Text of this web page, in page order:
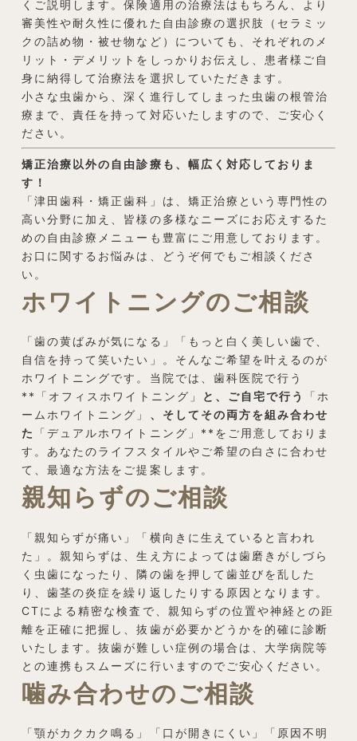
くご説明します。保険適用の治療法はもちろん、より
審美性や耐久性に優れた自由診療の選択肢（セラミッ
クの詰め物・被せ物など）についても、それぞれのメ
リット・デメリットをしっかりお伝えし、患者様ご自
身に納得して治療法を選択していただきます。
小さな虫歯から、深く進行してしまった虫歯の根管治
療まで、責任を持って対応いたしますので、ご安心く
ださい。
矯正治療以外の自由診療も、幅広く対応しておりま
す！
「津田歯科・矯正歯科」は、矯正治療という専門性の
高い分野に加え、皆様の多様なニーズにお応えするた
めの自由診療メニューも豊富にご用意しております。
お口に関するお悩みは、どうぞ何でもご相談くださ
い。
ホワイトニングのご相談
「歯の黄ばみが気になる」「もっと白く美しい歯で、
自信を持って笑いたい」。そんなご希望を叶えるのが
ホワイトニングです。当院では、歯科医院で行う
**「オフィスホワイトニング」
と、ご自宅で行う
「ホ
ームホワイトニング」 、そしてその両方を組み合わせ
た
「デュアルホワイトニング」**をご用意しておりま
す。あなたのライフスタイルやご希望の白さに合わせ
て、最適な方法をご提案します。
親知らずのご相談
「親知らずが痛い」「横向きに生えていると言われ
た」。親知らずは、生え方によっては歯磨きがしづら
く虫歯になったり、隣の歯を押して歯並びを乱した
り、歯茎の炎症を繰り返したりする原因となります。
CTによる精密な検査で、親知らずの位置や神経との距
離を正確に把握し、抜歯が必要かどうかを的確に診断
いたします。抜歯が難しい症例の場合は、大学病院等
との連携もスムーズに行いますのでご安心ください。
噛み合わせのご相談
「顎がカクカク鳴る」「口が開きにくい」「原因不明